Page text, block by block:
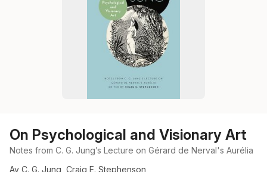
On Psychological and Visionary Art
Notes from C. G. Jung’s Lecture on Gérard de Nerval's Aurélia
Av C. G. Jung Craig E. Stephenson